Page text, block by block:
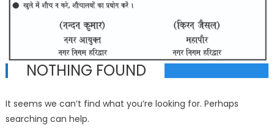
NOTHING FOUND
It seems we can’t find what you’re looking for. Perhaps
searching can help.